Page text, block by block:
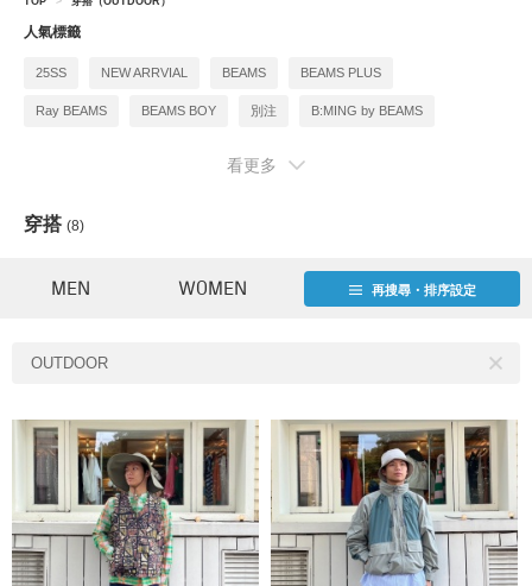
人氣標籤
25SS NEW ARRVIAL BEAMS BEAMS PLUS
Ray BEAMS BEAMS BOY 別注 B:MING by BEAMS
看更多
穿搭 (8)
MEN WOMEN 再搜尋・排序設定
OUTDOOR